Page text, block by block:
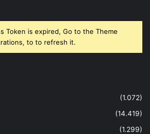
Token is expired, Go to the Theme
to to refresh it.
(1.072)
(14.419)
(1.299)